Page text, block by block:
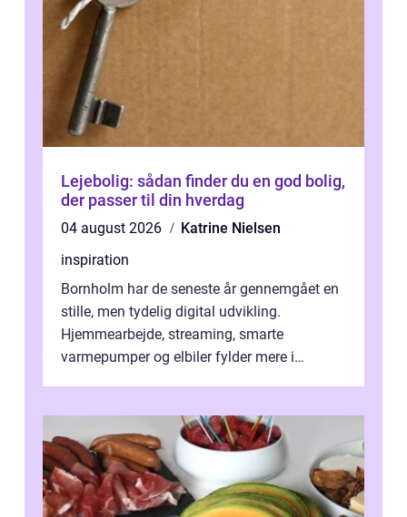
Lejebolig: sådan finder du en god bolig,
der passer til din hverdag
04 august 2026
Katrine Nielsen
inspiration
Bornholm har de seneste år gennemgået en
stille, men tydelig digital udvikling.
Hjemmearbejde, streaming, smarte
varmepumper og elbiler fylder mere i